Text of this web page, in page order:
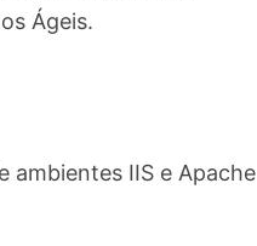
Ágeis.
ambientes IIS e Apache